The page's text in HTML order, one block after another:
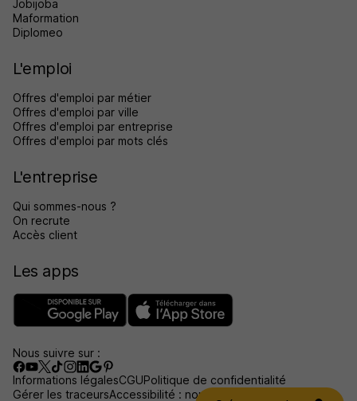
Jobijoba
Maformation
Diplomeo
L'emploi
Offres d'emploi par métier
Offres d'emploi par ville
Offres d'emploi par entreprise
Offres d'emploi par mots clés
L'entreprise
Qui sommes-nous ?
On recrute
Accès client
Les apps
Nous suivre sur :
Informations légalesCGUPolitique de confidentialité
Gérer les traceursAccessibilité : non conforme